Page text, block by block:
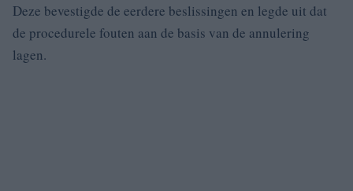
Deze bevestigde de eerdere beslissingen en legde uit dat
de procedurele fouten aan de basis van de annulering
lagen.